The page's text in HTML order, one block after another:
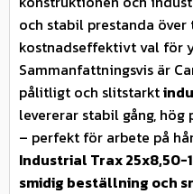
och stabil prestanda
kostnadseffektivt val för
Sammanfattningsvis är
pålitligt och slitstarkt
levererar stabil gång,
– perfekt för arbete på
Industrial Trax 25x8,50-
smidig beställning och